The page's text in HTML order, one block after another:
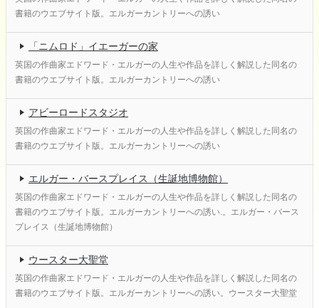
書籍のウエブサイト版。エルガーカントリーへの誘い
「ニムロド」イエーガーの家
英国の作曲家エドワード・エルガーの人生や作品を詳しく解説した同名の
書籍のウエブサイト版。エルガーカントリーへの誘い
アビーロードスタジオ
英国の作曲家エドワード・エルガーの人生や作品を詳しく解説した同名の
書籍のウエブサイト版。エルガーカントリーへの誘い
エルガー・バースプレイス（生誕地博物館）
英国の作曲家エドワード・エルガーの人生や作品を詳しく解説した同名の
書籍のウエブサイト版。エルガーカントリーへの誘い.。エルガー・バース
プレイス（生誕地博物館）
ウースター大聖堂
英国の作曲家エドワード・エルガーの人生や作品を詳しく解説した同名の
書籍のウエブサイト版。エルガーカントリーへの誘い。ウースター大聖堂